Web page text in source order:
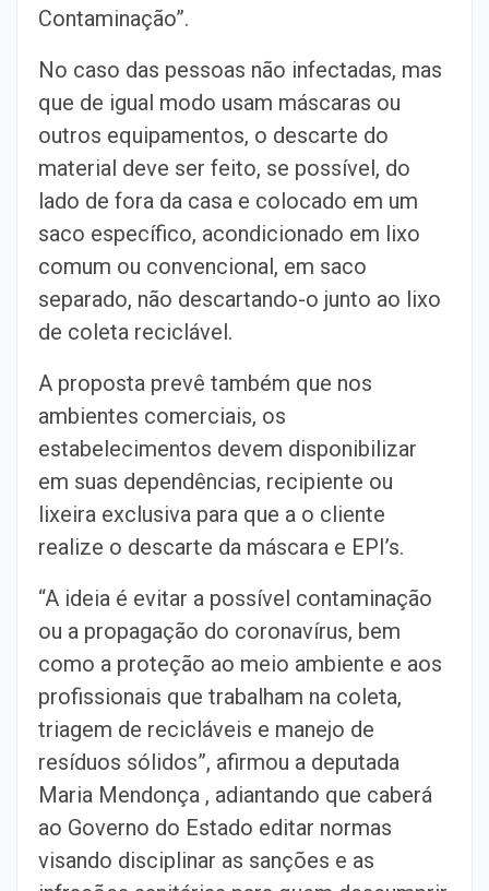
Contaminação”.
No caso das pessoas não infectadas, mas
que de igual modo usam máscaras ou
outros equipamentos, o descarte do
material deve ser feito, se possível, do
lado de fora da casa e colocado em um
saco específico, acondicionado em lixo
comum ou convencional, em saco
separado, não descartando-o junto ao lixo
de coleta reciclável.
A proposta prevê também que nos
ambientes comerciais, os
estabelecimentos devem disponibilizar
em suas dependências, recipiente ou
lixeira exclusiva para que a o cliente
realize o descarte da máscara e EPI’s.
“A ideia é evitar a possível contaminação
ou a propagação do coronavírus, bem
como a proteção ao meio ambiente e aos
profissionais que trabalham na coleta,
triagem de recicláveis e manejo de
resíduos sólidos”, afirmou a deputada
Maria Mendonça , adiantando que caberá
ao Governo do Estado editar normas
visando disciplinar as sanções e as